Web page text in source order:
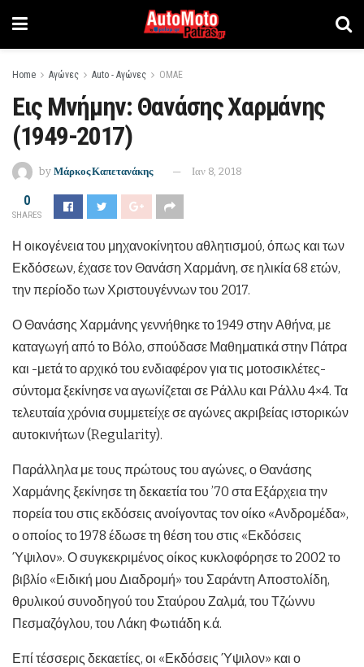
Home Αγώνες Auto - Αγώνες ΟΜΑΕ
Εις Μνήμην: Θανάσης Χαρμάνης
(1949-2017)
by Μάρκος Καπετανάκης Ιαν 8, 2018
0
SHARES
Η οικογένεια του μηχανοκίνητου αθλητισμού, όπως και των
Εκδόσεων, έχασε τον Θανάση Χαρμάνη, σε ηλικία 68 ετών,
την περίοδο των Χριστουγέννων του 2017.
Ο Θανάσης Χαρμάνης γεννήθηκε το 1949 στην Αθήνα, με
καταγωγή από το Βόλο, σπούδασε Μαθηματικά στην Πάτρα
και -μετά το αρχικό του ενδιαφέρον για τις μοτοσικλέτες-
σύντομα ξεκίνησε να αγωνίζεται σε Ράλλυ και Ράλλυ 4×4. Τα
τελευταία χρόνια συμμετείχε σε αγώνες ακριβείας ιστορικών
αυτοκινήτων (Regularity).
Παράλληλα με τους πρώτους του αγώνες, ο Θανάσης
Χαρμάνης ξεκίνησε τη δεκαετία του ’70 στα Εξάρχεια την
πορεία του στις εκδόσεις ανοίγοντας τον οίκο «Ανδρομέδα»,
ο οποίος το 1978 έδωσε τη θέση του στις «Εκδόσεις
Ύψιλον». Ο συγκεκριμένος οίκος κυκλοφόρησε το 2002 το
βιβλίο «Ειδική μου Διαδρομή» του Σαράντη Αποστολίδη,
θρυλικού συνοδηγού του Σταύρου Ζαλμά, του Τζώννυ
Πεσμαζόγλου, του Λάκη Φωτιάδη κ.ά.
Επί τέσσερις δεκαετίες, οι «Εκδόσεις Ύψιλον» και ο